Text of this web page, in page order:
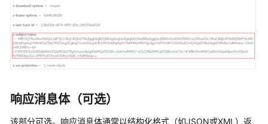
读
API
如
用
响应消息体（可选）
该部分可选。响应消息体通常以结构化格式（如JSON或XML）返